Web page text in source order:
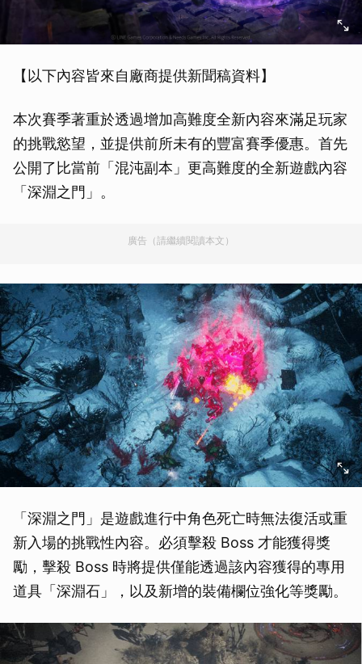
【以下內容皆來自廠商提供新聞稿資料】
本次賽季著重於透過增加高難度全新內容來滿足玩家
的挑戰慾望，並提供前所未有的豐富賽季優惠。首先
公開了比當前「混沌副本」更高難度的全新遊戲內容
「深淵之門」。
廣告（請繼續閱讀本文）
「深淵之門」是遊戲進行中角色死亡時無法復活或重
新入場的挑戰性內容。必須擊殺 Boss 才能獲得獎
勵，擊殺 Boss 時將提供僅能透過該內容獲得的專用
道具「深淵石」，以及新增的裝備欄位強化等獎勵。